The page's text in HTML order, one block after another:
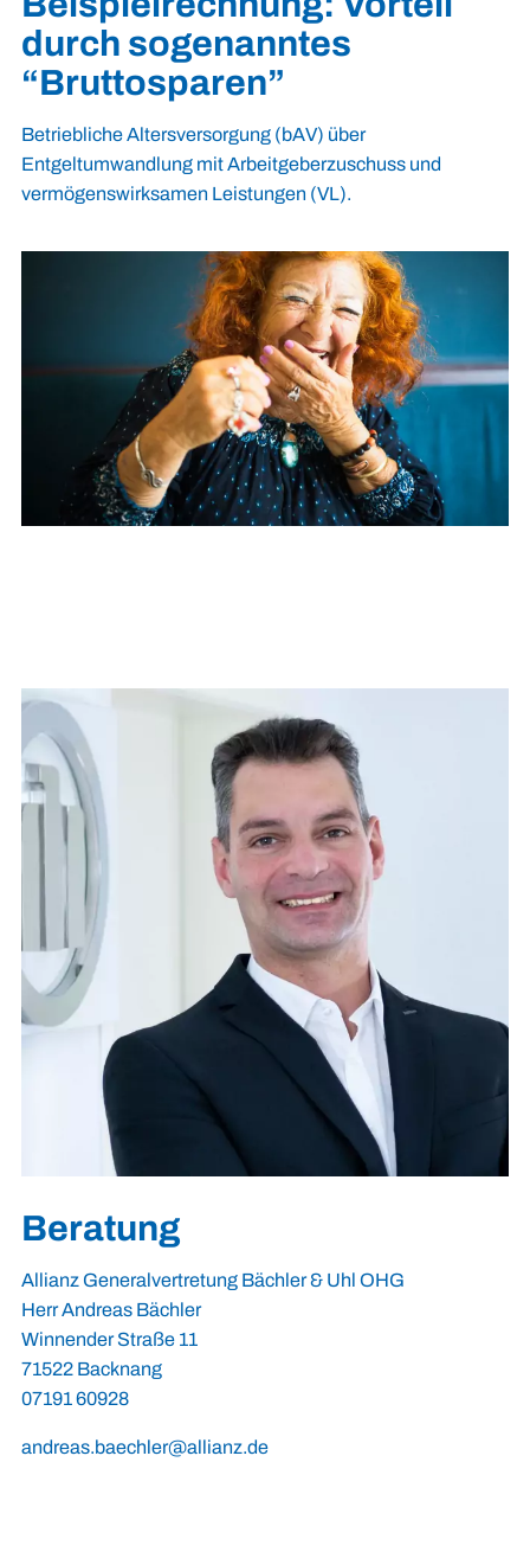
durch sogenanntes
“Bruttosparen”
Betriebliche Altersversorgung (bAV) über
Entgeltumwandlung mit Arbeitgeberzuschuss und
vermögenswirksamen Leistungen (VL).
Beratung
Allianz Generalvertretung Bächler & Uhl OHG
Herr Andreas Bächler
Winnender Straße 11
71522 Backnang
07191 60928
andreas.baechler@allianz.de